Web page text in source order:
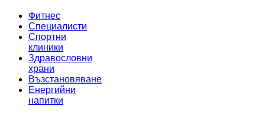
Фитнес
Специалисти
Спортни
клиники
Здравословни
храни
Възстановяване
Енергийни
напитки